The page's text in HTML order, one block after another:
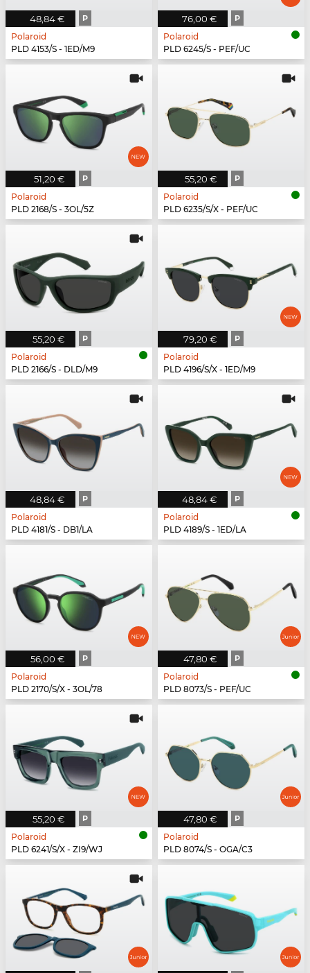
48,84 € P
Polaroid
PLD 4153/S - 1ED/M9
76,00 € P
Polaroid
PLD 6245/S - PEF/UC
51,20 € P
Polaroid
PLD 2168/S - 3OL/5Z
55,20 € P
Polaroid
PLD 6235/S/X - PEF/UC
55,20 € P
Polaroid
PLD 2166/S - DLD/M9
79,20 € P
Polaroid
PLD 4196/S/X - 1ED/M9
48,84 € P
Polaroid
PLD 4181/S - DB1/LA
48,84 € P
Polaroid
PLD 4189/S - 1ED/LA
56,00 € P
Polaroid
PLD 2170/S/X - 3OL/78
47,80 € P
Polaroid
PLD 8073/S - PEF/UC
55,20 € P
Polaroid
PLD 6241/S/X - ZI9/WJ
47,80 € P
Polaroid
PLD 8074/S - OGA/C3